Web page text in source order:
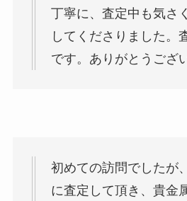
丁寧に、査定中も気さ
してくださりました。
です。ありがとうござ
初めての訪問でしたが
に査定して頂き、貴金